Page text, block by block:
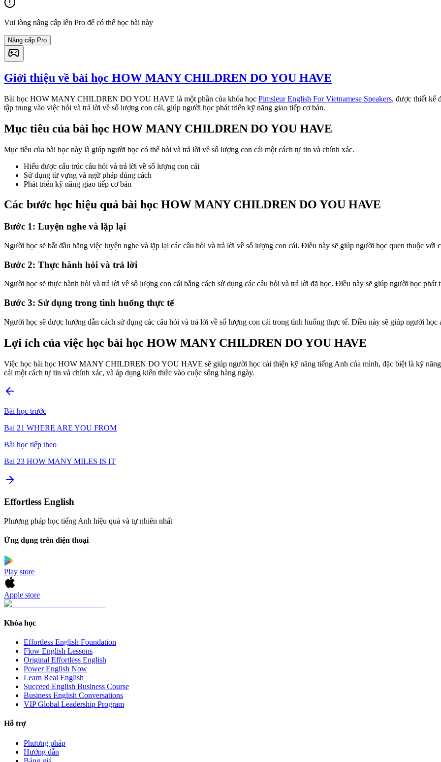
Vui lòng nâng cấp lên Pro để có thể học bài này
Nâng cấp Pro
Giới thiệu về bài học HOW MANY CHILDREN DO YOU HAVE
Bài học HOW MANY CHILDREN DO YOU HAVE là một phần của khóa học Pimsleur English For Vietnamese Speakers, được thiết kế
tập trung vào việc hỏi và trả lời về số lượng con cái, giúp người học phát triển kỹ năng giao tiếp cơ bản.
Mục tiêu của bài học HOW MANY CHILDREN DO YOU HAVE
Mục tiêu của bài học này là giúp người học có thể hỏi và trả lời về số lượng con cái một cách tự tin và chính xác.
Hiểu được cấu trúc câu hỏi và trả lời về số lượng con cái
Sử dụng từ vựng và ngữ pháp đúng cách
Phát triển kỹ năng giao tiếp cơ bản
Các bước học hiệu quả bài học HOW MANY CHILDREN DO YOU HAVE
Bước 1: Luyện nghe và lặp lại
Người học sẽ bắt đầu bằng việc luyện nghe và lặp lại các câu hỏi và trả lời về số lượng con cái. Điều này sẽ giúp người học quen thuộc với
Bước 2: Thực hành hỏi và trả lời
Người học sẽ thực hành hỏi và trả lời về số lượng con cái bằng cách sử dụng các câu hỏi và trả lời đã học. Điều này sẽ giúp người học phát
Bước 3: Sử dụng trong tình huống thực tế
Người học sẽ được hướng dẫn cách sử dụng các câu hỏi và trả lời về số lượng con cái trong tình huống thực tế. Điều này sẽ giúp người học
Lợi ích của việc học bài học HOW MANY CHILDREN DO YOU HAVE
Việc học bài học HOW MANY CHILDREN DO YOU HAVE sẽ giúp người học cải thiện kỹ năng tiếng Anh của mình, đặc biệt là kỹ
cái một cách tự tin và chính xác, và áp dụng kiến thức vào cuộc sống hàng ngày.
Bài học trước
Bai 21 WHERE ARE YOU FROM
Bài học tiếp theo
Bai 23 HOW MANY MILES IS IT
Effortless English
Phương pháp học tiếng Anh hiệu quả và tự nhiên nhất
Ứng dụng trên điện thoại
Play store
Apple store
Khóa học
Effortless English Foundation
Flow English Lessons
Original Effortless English
Power English Now
Learn Real English
Succeed English Business Course
Business English Conversations
VIP Global Leadership Program
Hỗ trợ
Phương pháp
Hướng dẫn